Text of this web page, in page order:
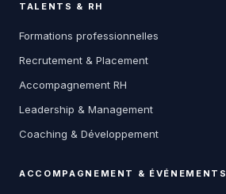
TALENTS & RH
Formations professionnelles
Recrutement & Placement
Accompagnement RH
Leadership & Management
Coaching & Développement
ACCOMPAGNEMENT & ÉVÉNEMENTS